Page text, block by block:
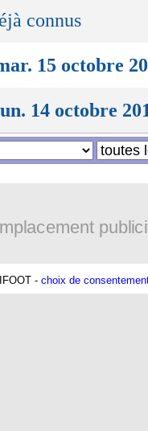
connus
15 octobre
14 octobre
- choix de